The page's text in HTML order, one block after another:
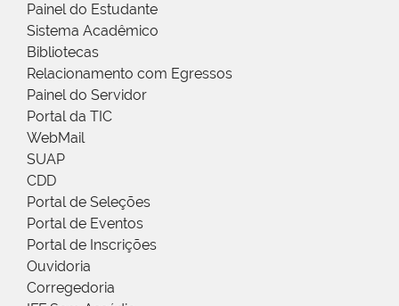
Painel do Estudante
Sistema Acadêmico
Bibliotecas
Relacionamento com Egressos
Painel do Servidor
Portal da TIC
WebMail
SUAP
CDD
Portal de Seleções
Portal de Eventos
Portal de Inscrições
Ouvidoria
Corregedoria